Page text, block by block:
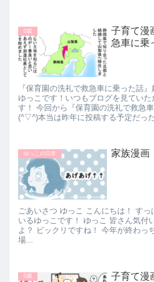
0歳
子育て漫
急車に乗
『保育園の洗礼で救急車に乗った話
ゆっこです！いつもブログを見てい
す！ 今回から『保育園の洗礼で救急
(^▽^)本当は昨年に投稿する予定だっ
ゆっこの日常 家族漫画
ごあいさつ ゆっこ こんにちは！ す
いるゆっこです！ ゆっこ 皆さん気付
よ？ ビックリですね！ 今年が終わっ
場...
0歳
子育て漫